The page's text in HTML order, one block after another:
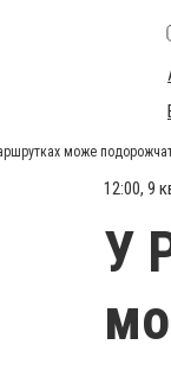
може
12:00, 9
У